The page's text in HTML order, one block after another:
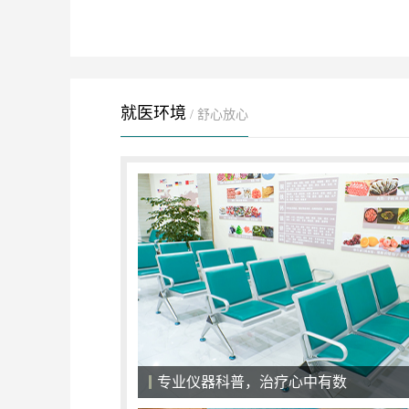
就医环境 / 舒心放心
专业仪器科普，治疗心中有数